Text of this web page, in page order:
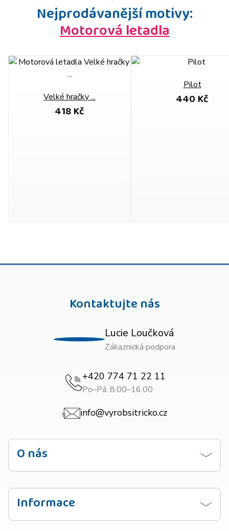
Nejprodávanější motivy:
Motorová letadla
Velké hračky ...
418 Kč
Pilot
440 Kč
Kontaktujte nás
Lucie Loučková
Zákaznická podpora
+420 774 71 22 11
Po–Pá: 8.00–16.00
info@vyrobsitricko.cz
O nás
Kontaktujte nás
Zásady ochrany osobních údajů
Informace
Návod na praní